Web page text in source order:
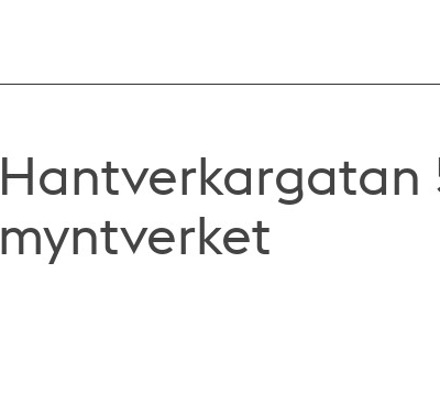
Hantverkargatan
myntverket